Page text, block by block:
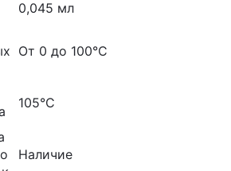
0,045 мл
От 0 до 100°С
105°С
Наличие